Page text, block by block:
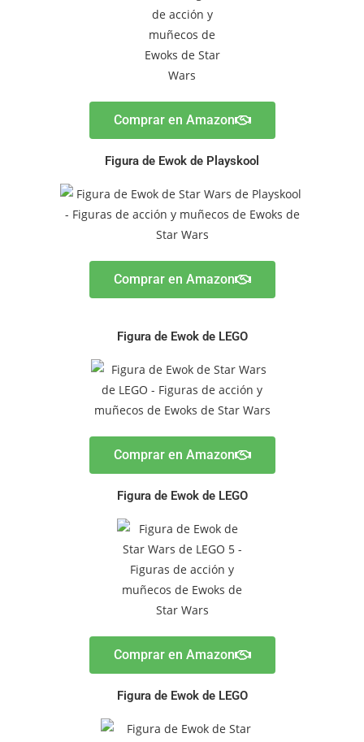
Comprar en Amazon
Figura de Ewok de Playskool
Comprar en Amazon
Figura de Ewok de LEGO
Comprar en Amazon
Figura de Ewok de LEGO
Comprar en Amazon
Figura de Ewok de LEGO